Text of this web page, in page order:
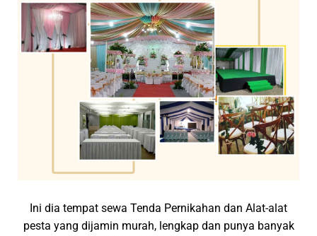
Ini dia tempat sewa Tenda Pernikahan dan Alat-alat
pesta yang dijamin murah, lengkap dan punya banyak